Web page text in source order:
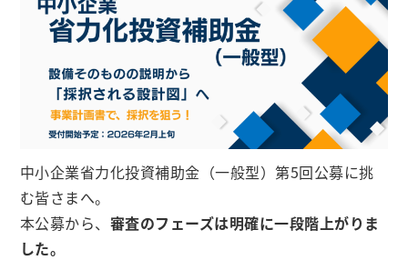
中小企業省力化投資補助金（一般型）第5回公募に挑
む皆さまへ。
本公募から、 審査のフェーズは明確に一段階上がりま
した。